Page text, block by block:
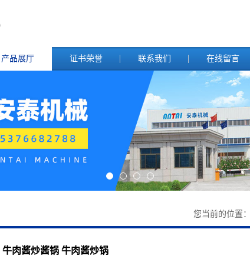
产品展厅 证书荣誉 联系我们 在线留言
您当前的位置：
牛肉酱炒酱锅 牛肉酱炒锅